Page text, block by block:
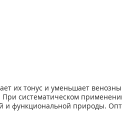
их тонус и уменьшает
При систематическом
и функциональной природы.